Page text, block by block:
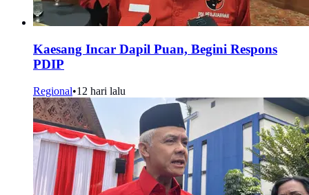
Kaesang Incar Dapil Puan, Begini Respons
PDIP
Regional•12 hari lalu